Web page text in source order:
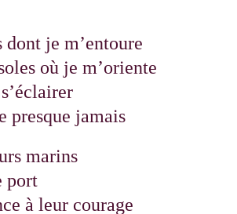
je m’entoure
où je m’oriente
presque jamais
marins
port
à leur courage